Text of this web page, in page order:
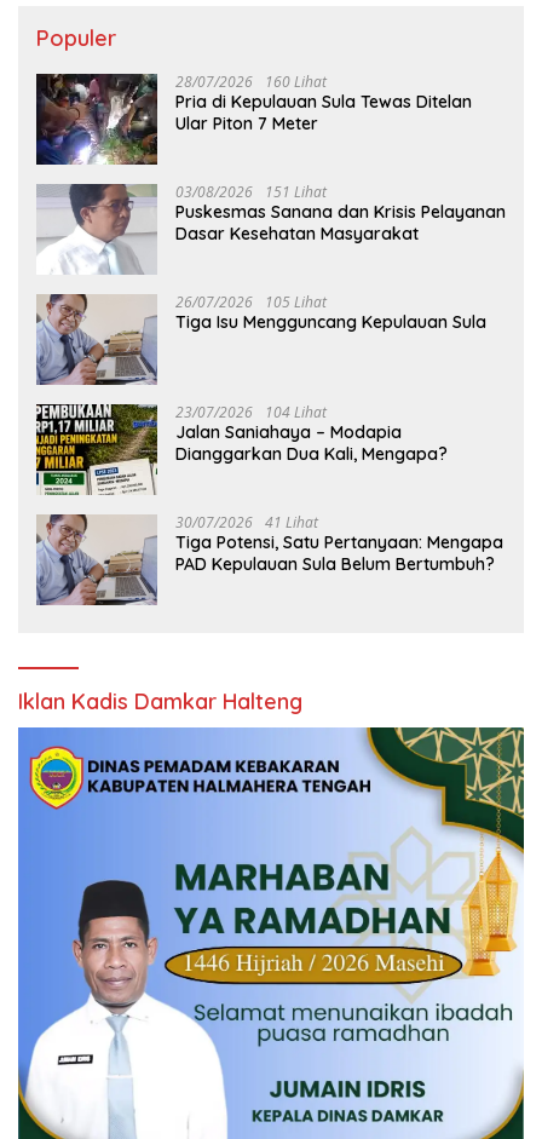
Populer
28/07/2026 160 Lihat
Pria di Kepulauan Sula Tewas Ditelan
Ular Piton 7 Meter
03/08/2026 151 Lihat
Puskesmas Sanana dan Krisis Pelayanan
Dasar Kesehatan Masyarakat
26/07/2026 105 Lihat
Tiga Isu Mengguncang Kepulauan Sula
23/07/2026 104 Lihat
Jalan Saniahaya – Modapia
Dianggarkan Dua Kali, Mengapa?
30/07/2026 41 Lihat
Tiga Potensi, Satu Pertanyaan: Mengapa
PAD Kepulauan Sula Belum Bertumbuh?
Iklan Kadis Damkar Halteng